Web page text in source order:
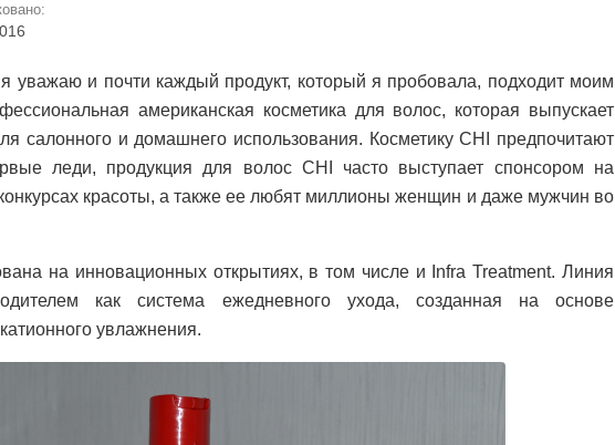
уважаю и почти каждый продукт, который я пробовала, подходит моим
американская косметика для волос, которая выпускает
салонного и домашнего использования. Косметику CHI предпочитают
леди, продукция для волос CHI часто выступает спонсором на
красоты, а также ее любят миллионы женщин и даже мужчин во
на инновационных открытиях, в том числе и Infra Treatment. Линия
как система ежедневного ухода, созданная на основе
увлажнения.